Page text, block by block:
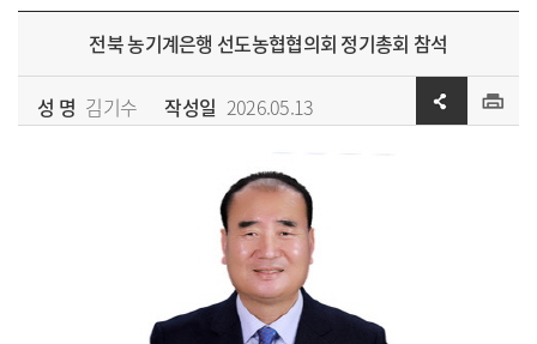
전북 농기계은행 선도농협협의회 정기총회 참석
성 명 김기수 작성일 2026.05.13